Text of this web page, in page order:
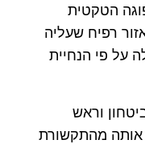
הטקטית
רפיח שעליה
על פי הנחיית
וראש
מהתקשורת